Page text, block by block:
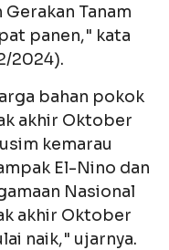
Tanam
panen," kata
2024).
bahan pokok
akhir Oktober
kemarau
El-Nino dan
Nasional
akhir Oktober
naik," ujarnya.